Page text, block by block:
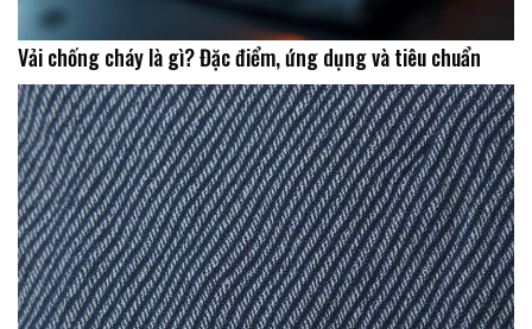
Vải chống cháy là gì? Đặc điểm, ứng dụng và tiêu chuẩn